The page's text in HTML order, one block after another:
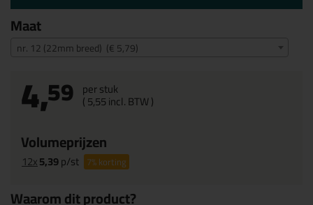
Maat
nr. 12 (22mm breed) (€ 5,79)
4,59 per stuk
(5,55incl. BTW )
Volumeprijzen
12x5,39p/st 7%korting
Waarom dit product?